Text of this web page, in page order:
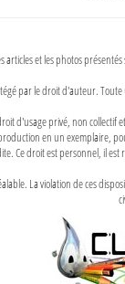
articles et les photos
par le droit d'auteur.
d'usage privé, non
en un exemplaire,
Ce droit est personnel, il
La violation de ces